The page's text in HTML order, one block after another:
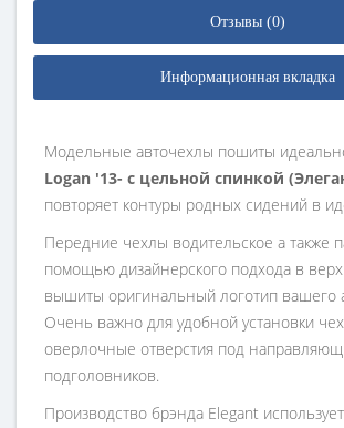
Отзывы (0)
Информационная вкладка
Модельные авточехлы пошиты
Logan '13- с цельной спинкой
повторяет контуры родных сидений в
Передние чехлы водительское а также
помощью дизайнерского подхода в
вышиты оригинальный логотип вашего
Очень важно для удобной установки
оверлочные отверстия под
подголовников.
Производство брэнда Elegant